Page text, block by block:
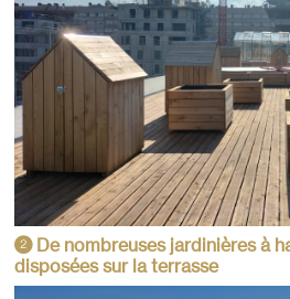
2De nombreuses jardinières à
disposées sur la terrasse